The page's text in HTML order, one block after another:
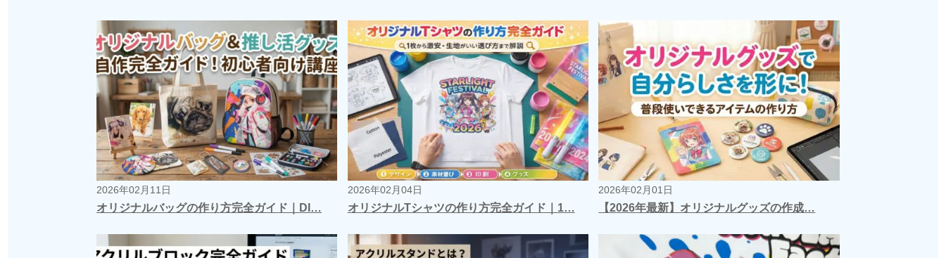
2026年02月11日
オリジナルバッグの作り方完全ガイド｜DI…
2026年02月04日
オリジナルTシャツの作り方完全ガイド｜1…
2026年02月01日
【2026年最新】オリジナルグッズの作成…